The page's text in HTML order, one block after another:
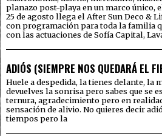
planazo post-playa en un marco único,
25 de agosto llega el After Sun Deco &
con programación para toda la familia
con las actuaciones de Sofía Capital,
ADIÓS (SIEMPRE NOS QUEDARÁ EL
Huele a despedida, la tienes delante, la
devuelves la sonrisa pero sabes que se
ternura, agradecimiento pero en
sensación de alivio. No quieres decir
tiempos pero la